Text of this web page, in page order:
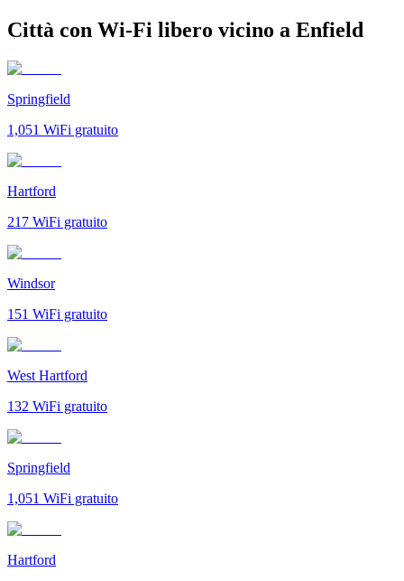
Città con Wi-Fi libero vicino a Enfield
Springfield
1,051 WiFi gratuito
Hartford
217 WiFi gratuito
Windsor
151 WiFi gratuito
West Hartford
132 WiFi gratuito
Springfield
1,051 WiFi gratuito
Hartford